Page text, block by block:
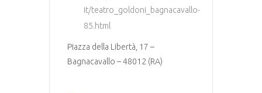
it/teatro_goldoni_bagnacavallo-
85.html
Piazza della Libertà, 17 –
Bagnacavallo – 48012 (RA)